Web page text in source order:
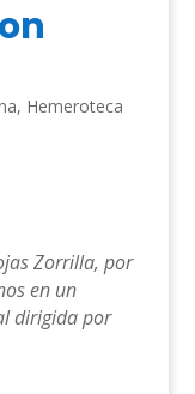
, Hemeroteca
Zorrilla, por
en un
dirigida por